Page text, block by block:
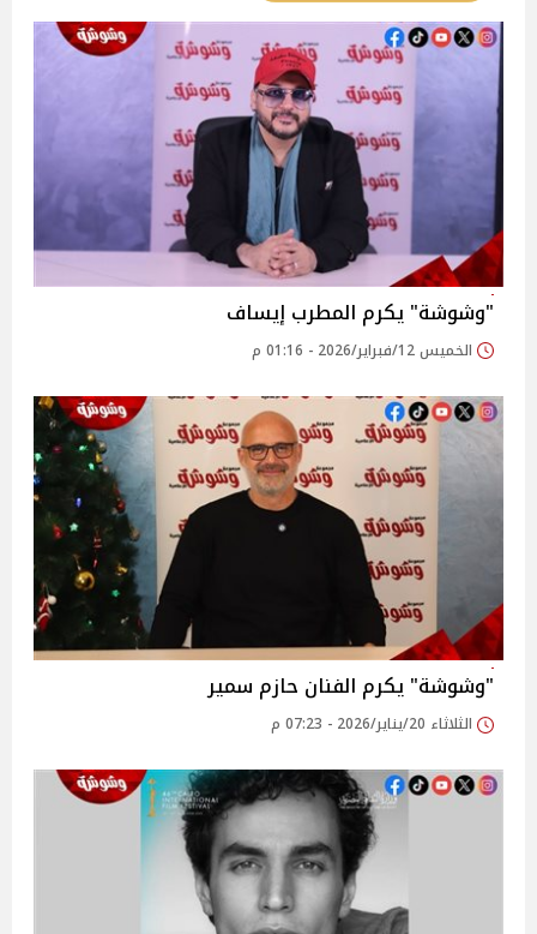
"وشوشة" يكرم المطرب إيساف
الخميس 12/فبراير/2026 - 01:16 م
"وشوشة" يكرم الفنان حازم سمير
الثلاثاء 20/يناير/2026 - 07:23 م